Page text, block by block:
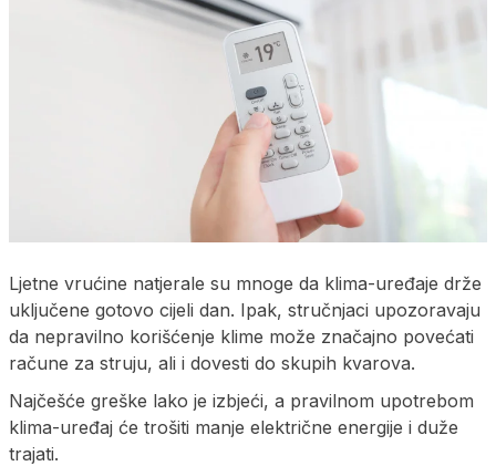
Ljetne vrućine natjerale su mnoge da klima-uređaje drže
uključene gotovo cijeli dan. Ipak, stručnjaci upozoravaju
da nepravilno korišćenje klime može značajno povećati
račune za struju, ali i dovesti do skupih kvarova.
Najčešće greške lako je izbjeći, a pravilnom upotrebom
klima-uređaj će trošiti manje električne energije i duže
trajati.